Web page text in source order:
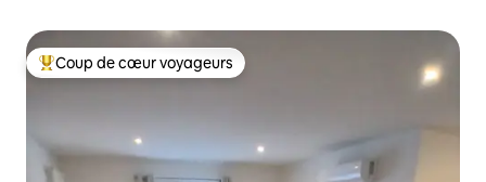
Coup de cœur voyageurs parmi les plus aimés
Coup de cœur voyageurs